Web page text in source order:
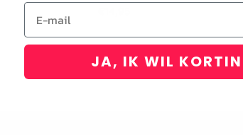
Email
JA, IK WIL